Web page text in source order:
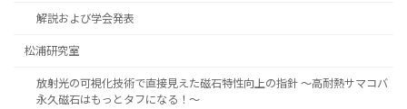
解説および学会発表
松浦研究室
放射光の可視化技術で直接見えた磁石特性向上の指針 ～高耐熱サマコバ
永久磁石はもっとタフになる！～